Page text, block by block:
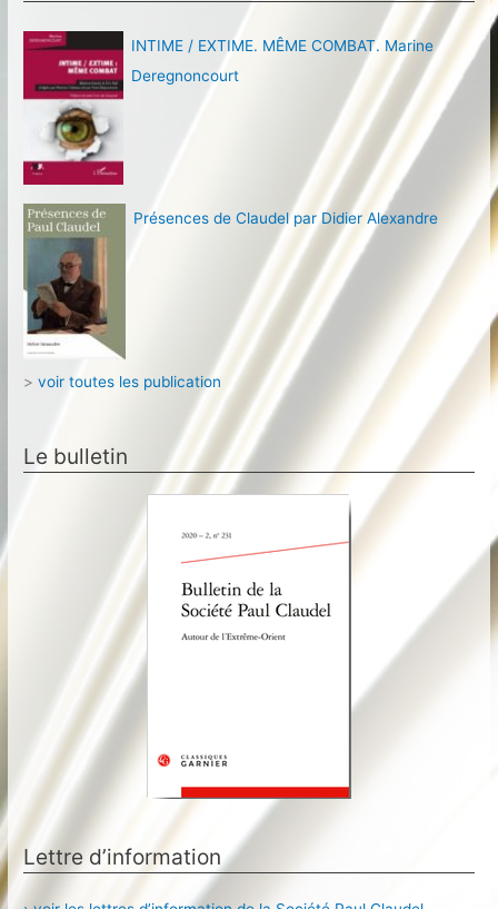
INTIME / EXTIME. MÊME COMBAT. Marine
Deregnoncourt
Présences de Claudel par Didier Alexandre
>voir toutes les publication
Le bulletin
Lettre d’information